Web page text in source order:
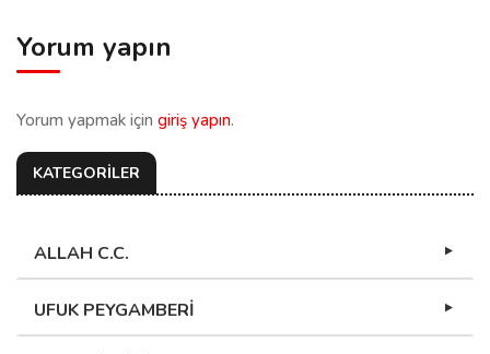
Yorum yapın
Yorum yapmak için giriş yapın.
KATEGORİLER
ALLAH C.C.
UFUK PEYGAMBERİ